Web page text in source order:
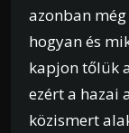
azonban
hogyan és
kapjon tőlük
ezért a hazai
közismert